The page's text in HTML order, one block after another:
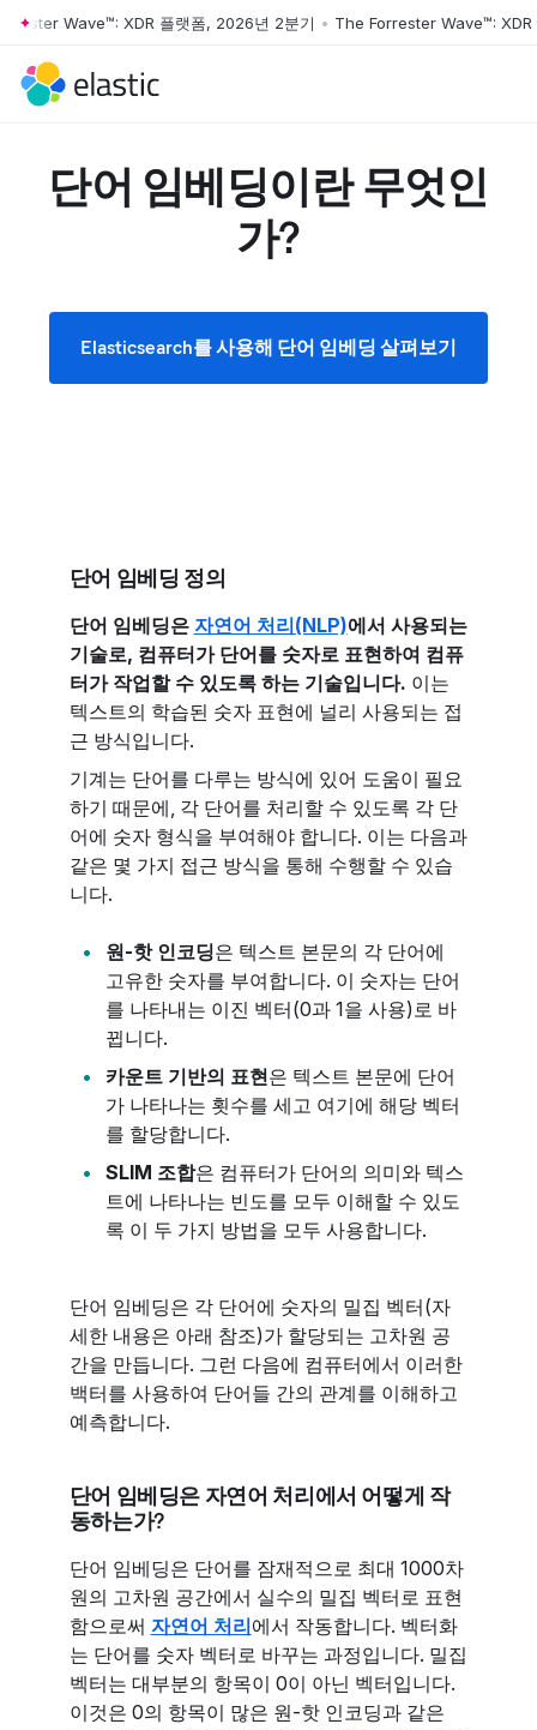
Skip to main content
Wave™: XDR 플랫폼, 2026년 2분기 • The Forrester Wave™: XDR 플
단어 임베딩이란 무엇인
가?
Elasticsearch를 사용해 단어 임베딩 살펴보기
단어 임베딩 정의
단어 임베딩은 자연어 처리(NLP)에서 사용되는
기술로, 컴퓨터가 단어를 숫자로 표현하여 컴퓨
터가 작업할 수 있도록 하는 기술입니다. 이는
텍스트의 학습된 숫자 표현에 널리 사용되는 접
근 방식입니다.
기계는 단어를 다루는 방식에 있어 도움이 필요
하기 때문에, 각 단어를 처리할 수 있도록 각 단
어에 숫자 형식을 부여해야 합니다. 이는 다음과
같은 몇 가지 접근 방식을 통해 수행할 수 있습
니다.
원-핫 인코딩은 텍스트 본문의 각 단어에
고유한 숫자를 부여합니다. 이 숫자는 단어
를 나타내는 이진 벡터(0과 1을 사용)로 바
뀝니다.
카운트 기반의 표현은 텍스트 본문에 단어
가 나타나는 횟수를 세고 여기에 해당 벡터
를 할당합니다.
SLIM 조합은 컴퓨터가 단어의 의미와 텍스
트에 나타나는 빈도를 모두 이해할 수 있도
록 이 두 가지 방법을 모두 사용합니다.
단어 임베딩은 각 단어에 숫자의 밀집 벡터(자
세한 내용은 아래 참조)가 할당되는 고차원 공
간을 만듭니다. 그런 다음에 컴퓨터에서 이러한
백터를 사용하여 단어들 간의 관계를 이해하고
예측합니다.
단어 임베딩은 자연어 처리에서 어떻게 작
동하는가?
단어 임베딩은 단어를 잠재적으로 최대 1000차
원의 고차원 공간에서 실수의 밀집 벡터로 표현
함으로써 자연어 처리에서 작동합니다. 벡터화
는 단어를 숫자 벡터로 바꾸는 과정입니다. 밀집
벡터는 대부분의 항목이 0이 아닌 벡터입니다.
이것은 0의 항목이 많은 원-핫 인코딩과 같은